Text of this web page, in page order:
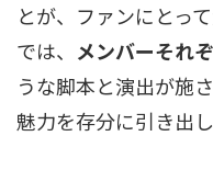
とが、ファンにとっ
では、 メンバーそれ
うな脚本と演出が施
魅力を存分に引き出し